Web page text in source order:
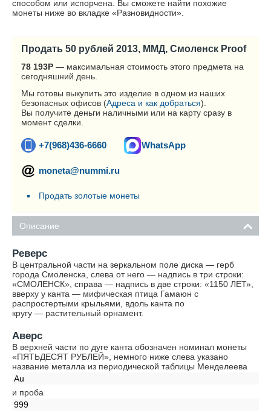
способом или испорчена. Вы сможете найти похожие
монеты ниже во вкладке «Разновидности».
Продать 50 рублей 2013, ММД, Смоленск Proof
78 193Р — максимальная стоимость этого предмета на
сегодняшний день.
Мы готовы выкупить это изделие в одном из наших
безопасных офисов (Адреса и как добраться).
Вы получите деньги наличными или на карту сразу в
момент сделки.
+7(968)436-6660 WhatsApp
moneta@nummi.ru
Продать золотые монеты
Описание
Реверс
В центральной части на зеркальном поле диска — герб
города Смоленска, слева от него — надпись в три строки:
«СМОЛЕНСК», справа — надпись в две строки: «1150 ЛЕТ»,
вверху у канта — мифическая птица Гамаюн с
распростертыми крыльями, вдоль канта по
кругу — растительный орнамент.
Аверс
В верхней части по дуге канта обозначен номинал монеты
«ПЯТЬДЕСЯТ РУБЛЕЙ», немного ниже слева указано
название металла из периодической таблицы Менделеева
Au
и проба
999